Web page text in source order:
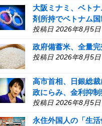
大阪ミナミ、ベト
剤所持でベトナム
投稿日 2026年8月5
政府備蓄米、全量
投稿日 2026年8月5
高市首相、日銀総
政にらみ、金利抑制
投稿日 2026年8月5
永住外国人の「生